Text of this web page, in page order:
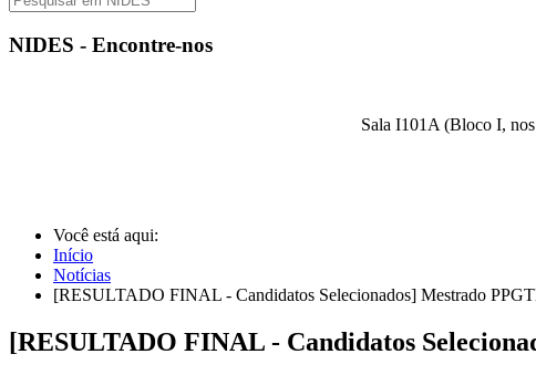
NIDES - Encontre-nos
Sala I101A (Bloco I,
Você está aqui:
Início
Notícias
[RESULTADO FINAL - Candidatos Selecionados] Mestrado
[RESULTADO FINAL - Candidatos